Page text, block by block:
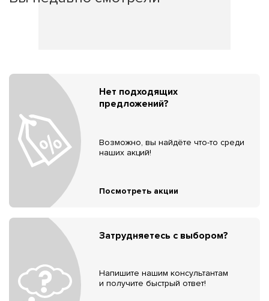
Нет подходящих
предложений?
Возможно, вы найдёте что-то среди
наших акций!
Посмотреть акции
Затрудняетесь с выбором?
Напишите нашим консультантам
и получите быстрый ответ!